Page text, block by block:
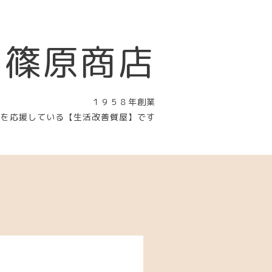
原商店
１９５８年創業
応援している【生活改善質屋】です